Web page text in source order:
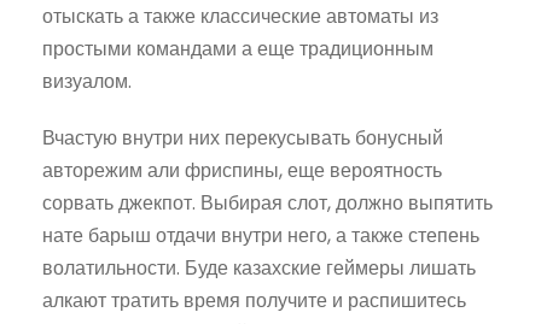
отыскать а также классические автоматы из
простыми командами а еще традиционным
визуалом.
Вчастую внутри них перекусывать бонусный
авторежим али фриспины, еще вероятность
сорвать джекпот. Выбирая слот, должно выпятить
нате барыш отдачи внутри него, а также степень
волатильности. Буде казахские геймеры лишать
алкают тратить время получите и распишитесь